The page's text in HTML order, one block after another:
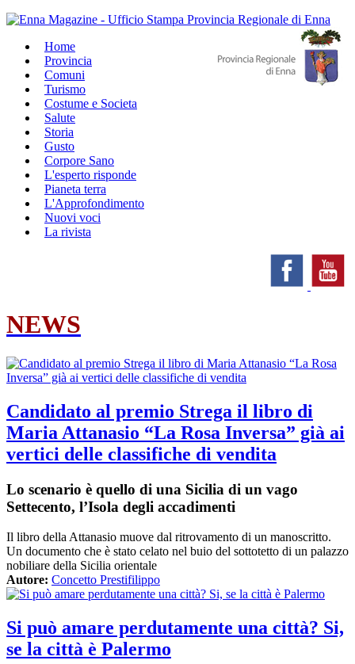
Home
Provincia
Comuni
Turismo
Costume e Societa
Salute
Storia
Gusto
Corpore Sano
L'esperto risponde
Pianeta terra
L'Approfondimento
Nuovi voci
La rivista
NEWS
Candidato al premio Strega il libro di
Maria Attanasio “La Rosa Inversa” già ai
vertici delle classifiche di vendita
Lo scenario è quello di una Sicilia di un vago
Settecento, l’Isola degli accadimenti
Il libro della Attanasio muove dal ritrovamento di un manoscritto.
Un documento che è stato celato nel buio del sottotetto di un palazzo
nobiliare della Sicilia orientale
Autore: Concetto Prestifilippo
Si può amare perdutamente una città? Si,
se la città è Palermo